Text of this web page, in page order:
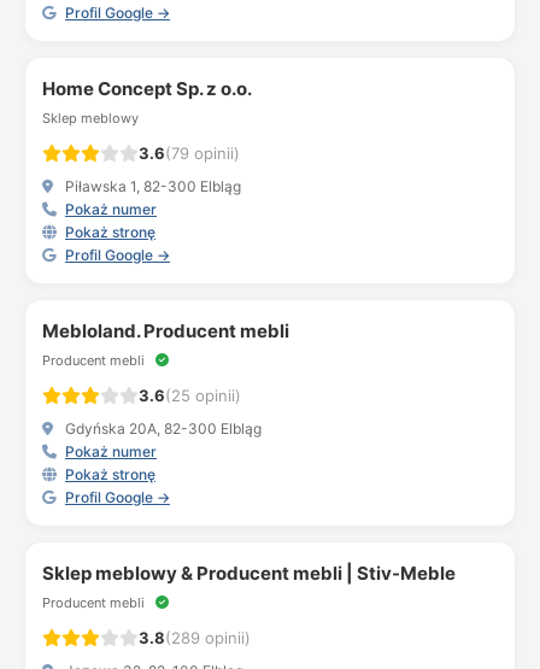
Profil Google →
Home Concept Sp. z o.o.
Sklep meblowy
3.6(79 opinii)
Piławska 1, 82-300 Elbląg
Pokaż numer
Pokaż stronę
Profil Google →
Mebloland. Producent mebli
Producent mebli
3.6(25 opinii)
Gdyńska 20A, 82-300 Elbląg
Pokaż numer
Pokaż stronę
Profil Google →
Sklep meblowy & Producent mebli | Stiv-Meble
Producent mebli
3.8(289 opinii)